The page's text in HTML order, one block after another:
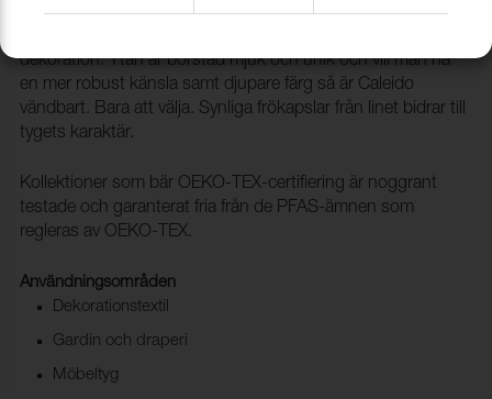
dekoration. Ytan är borstad mjuk och unik och vill man ha
en mer robust känsla samt djupare färg så är Caleido
vändbart. Bara att välja. Synliga frökapslar från linet bidrar till
tygets karaktär.
Kollektioner som bär OEKO-TEX-certifiering är noggrant
testade och garanterat fria från de PFAS-ämnen som
regleras av OEKO-TEX.
Användningsområden
Dekorationstextil
Gardin och draperi
Möbeltyg